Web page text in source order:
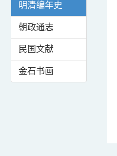
明清编年史
朝政通志
民国文献
金石书画